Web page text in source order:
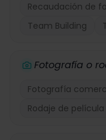
Recaudación de
Team Building
Fotografía o
Fotografía
Rodaje de película